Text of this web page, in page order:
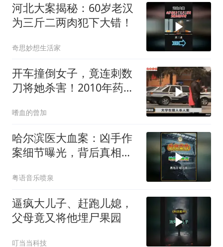
河北大案揭秘：60岁老汉
为三斤二两肉犯下大错！
奇思妙想生活家
开车撞倒女子，竟连刺数
刀将她杀害！2010年药家
嗜血的曾加
哈尔滨医大血案：凶手作
案细节曝光，背后真相令
粤语音乐喷泉
逼疯大儿子、赶跑儿媳，
父母竟又将他埋尸果园
叮当当科技